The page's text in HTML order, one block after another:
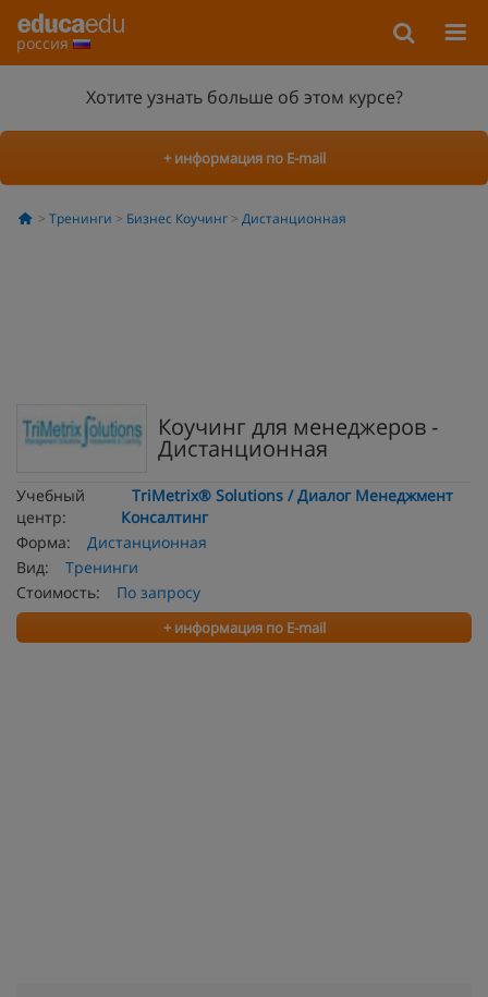
россия
Хотите узнать больше об этом курсе?
+ информация по E-mail
Тренинги Бизнес Коучинг Дистанционная
Коучинг для менеджеров -
Дистанционная
Учебный
центр:
TriMetrix® Solutions / Диалог Менеджмент
Консалтинг
Форма:
Дистанционная
Вид:
Тренинги
Стоимость:
По запросу
+ информация по E-mail